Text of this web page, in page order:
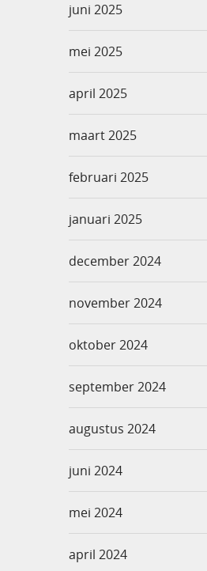
juni 2025
mei 2025
april 2025
maart 2025
februari 2025
januari 2025
december 2024
november 2024
oktober 2024
september 2024
augustus 2024
juni 2024
mei 2024
april 2024